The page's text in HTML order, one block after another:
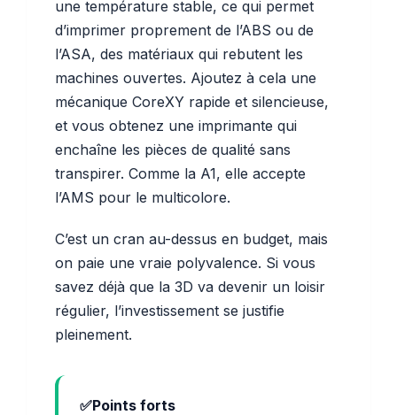
une température stable, ce qui permet
d’imprimer proprement de l’ABS ou de
l’ASA, des matériaux qui rebutent les
machines ouvertes. Ajoutez à cela une
mécanique CoreXY rapide et silencieuse,
et vous obtenez une imprimante qui
enchaîne les pièces de qualité sans
transpirer. Comme la A1, elle accepte
l’AMS pour le multicolore.
C’est un cran au-dessus en budget, mais
on paie une vraie polyvalence. Si vous
savez déjà que la 3D va devenir un loisir
régulier, l’investissement se justifie
pleinement.
Points forts